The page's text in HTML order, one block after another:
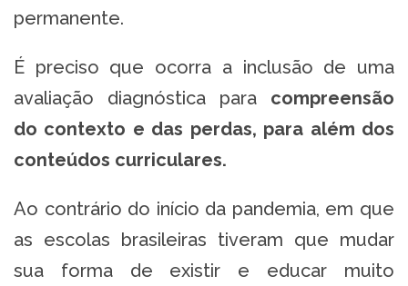
permanente.
É preciso que ocorra a inclusão de uma
avaliação diagnóstica para compreensão
do contexto e das perdas, para além dos
conteúdos curriculares.
Ao contrário do início da pandemia, em que
as escolas brasileiras tiveram que mudar
sua forma de existir e educar muito